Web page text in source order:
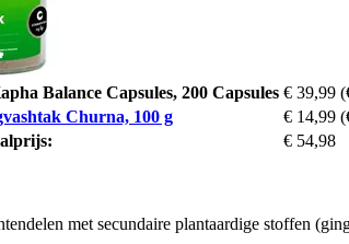
Balance Capsules, 200 Capsules € 39,99
Churna, 100 g
€ 14,99
€ 54,98
met secundaire plantaardige stoffen